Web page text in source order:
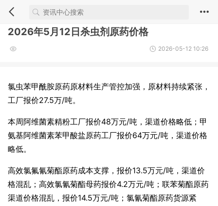
2026年5月12日杀虫剂原药价格
2026-05-12 10:26
氯虫苯甲酰胺原药原材料生产管控加强，原材料持续紧张，
工厂报价27.5万/吨。
本周阿维菌素精粉工厂报价48万元/吨，渠道价格略低；甲
氨基阿维菌素苯甲酸盐原药工厂报价64万元/吨，渠道价格
略低。
高效氯氟氰菊酯原药成本支撑，报价13.5万元/吨，渠道价
格混乱；高效氯氰菊酯母药报价4.2万元/吨；联苯菊酯原药
渠道价格混乱，报价14.5万元/吨；氯氰菊酯原药货源紧